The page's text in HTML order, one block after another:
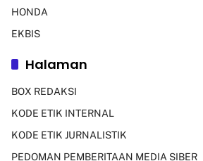
HONDA
EKBIS
Halaman
BOX REDAKSI
KODE ETIK INTERNAL
KODE ETIK JURNALISTIK
PEDOMAN PEMBERITAAN MEDIA SIBER